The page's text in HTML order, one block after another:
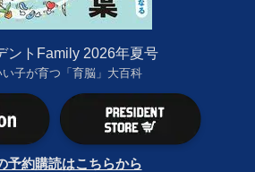
ントFamily 2026年夏号
子が育つ「育脳」大百科
予約購読はこちらから